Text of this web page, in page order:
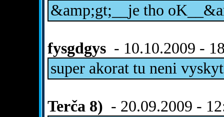
&amp;gt;__je tho
fysgdgys - 10.10.2009 -
super akorat tu neni
Terča 8) - 20.09.2009 -